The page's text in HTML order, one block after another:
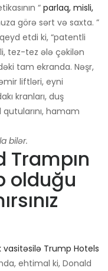
“ parlaq, misli,
görə sərt və saxta. ”
etdi ki, “patentli
tez-tez ələ çəkilən
tam ekranda. Nəşr,
liftləri, eyni
kranları, duş
qutularını, hamam
bilər.
Trampın
olduğu
vasitəsilə Trump Hotels
ehtimal ki, Donald